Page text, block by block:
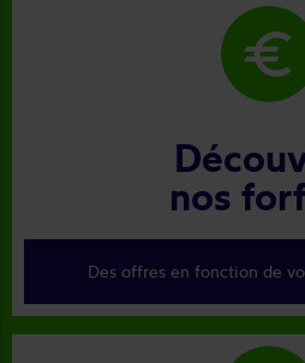
euro
nos
Des offres en fonction de